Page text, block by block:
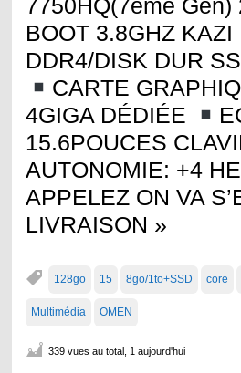
7750HQ(7éme Gen)
BOOT 3.8GHZ KAZI
DDR4/DISK DUR
CARTE
4GIGA DÉDIÉE
15.6POUCES
AUTONOMIE: +4
APPELEZ ON VA
LIVRAISON »
128go 15 8go/1to+SSD core
Multimédia OMEN
339 vues au total, 1 aujourd'hui